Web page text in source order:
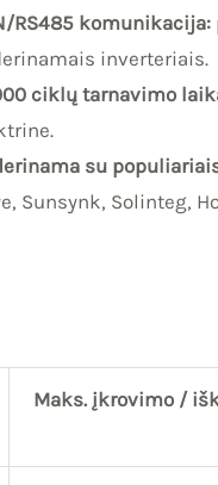
RS485 komunikacija:
inverteriais.
ciklų tarnavimo
su
Sunsynk, Solinteg,
Maks. įkrovimo /